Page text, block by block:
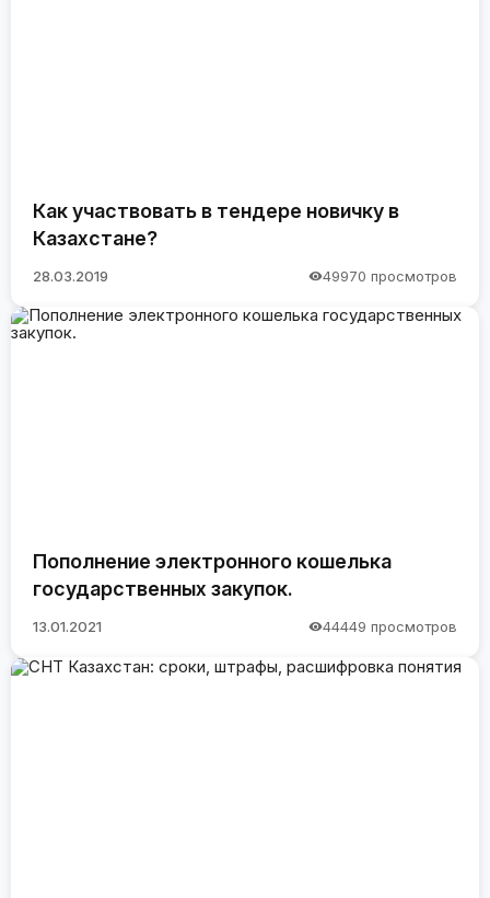
Как участвовать в тендере новичку в
Казахстане?
28.03.2019 49970 просмотров
Пополнение электронного кошелька
государственных закупок.
13.01.2021 44449 просмотров